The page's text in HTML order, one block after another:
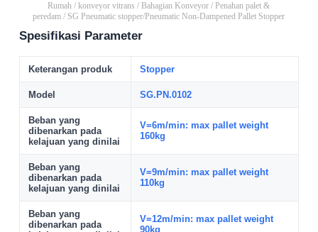
Rumah /konveyor vitrans / Bahagian Konveyor / Penahan palet &
peredam / SG Pneumatic stopper/Pneumatic Non-Dampened Pallet Stopper
Spesifikasi Parameter
Keterangan produk Stopper
Model SG.PN.0102
Beban yang
dibenarkan pada
kelajuan yang dinilai
V=6m/min: max pallet weight
160kg
Beban yang
dibenarkan pada
kelajuan yang dinilai
V=9m/min: max pallet weight
110kg
Beban yang
dibenarkan pada
V=12m/min: max pallet weight
90kg